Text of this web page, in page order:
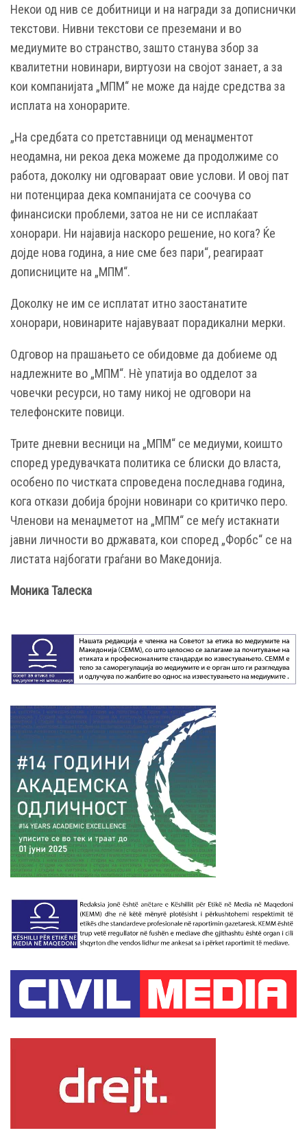
Некои од нив се добитници и на награди за дописнички
текстови. Нивни текстови се преземани и во
медиумите во странство, зашто станува збор за
квалитетни новинари, виртуози на својот занает, а за
кои компанијата „МПМ“ не може да најде средства за
исплата на хонорарите.
„На средбата со претставници од менаџментот
неодамна, ни рекоа дека можеме да продолжиме со
работа, доколку ни одговараат овие услови. И овој пат
ни потенцираа дека компанијата се соочува со
финансиски проблеми, затоа не ни се исплаќаат
хонорари. Ни најавија наскоро решение, но кога? Ќе
дојде нова година, а ние сме без пари“, реагираат
дописниците на „МПМ“.
Доколку не им се исплатат итно заостанатите
хонорари, новинарите најавуваат порадикални мерки.
Одговор на прашањето се обидовме да добиеме од
надлежните во „МПМ“. Нѐ упатија во одделот за
човечки ресурси, но таму никој не одговори на
телефонските повици.
Трите дневни весници на „МПМ“ се медиуми, коишто
според уредувачката политика се блиски до власта,
особено по чистката спроведена последнава година,
кога откази добија бројни новинари со критичко перо.
Членови на менаџметот на „МПМ“ се меѓу истакнати
јавни личности во државата, кои според „Форбс“ се на
листата најбогати граѓани во Македонија.
Моника Талеска